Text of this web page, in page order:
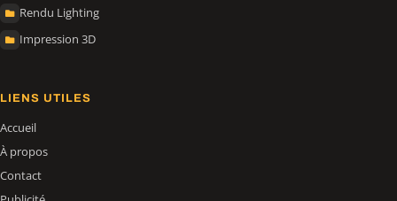
Rendu Lighting
Impression 3D
LIENS UTILES
Accueil
À propos
Contact